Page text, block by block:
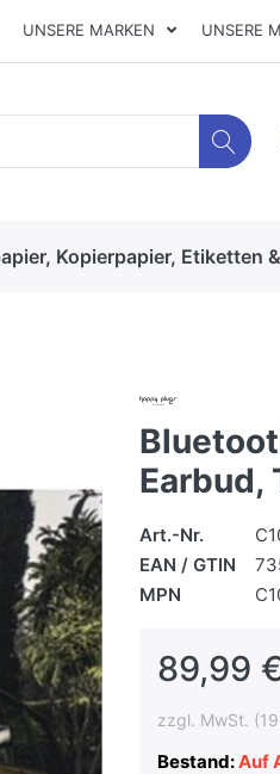
UNSERE MARKEN UNSERE
Kopierpapier, Etiketten
Earbud,
Art.-Nr.
EAN / GTIN
MPN
89,99
zzgl. MwSt.
Bestand:Auf